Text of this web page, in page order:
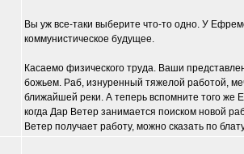
Вы уж все-таки выберите что-то одно. У
коммунистическое будущее.
Касаемо физического труда. Ваши
божьем. Раб, изнуренный тяжелой работой,
ближайшей реки. А теперь вспомните того же
когда Дар Ветер занимается поиском новой
Ветер получает работу, можно сказать по